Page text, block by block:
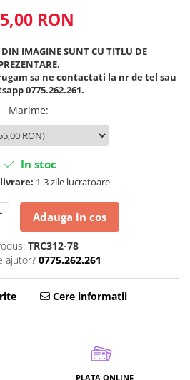
RON
IMAGINE SUNT CU TITLU DE
sa ne contactati la nr de tel sau
0775.262.261.
Marime:
In stoc
1-3 zile lucratoare
Adauga in cos
TRC312-78
ajutor? 0775.262.261
Cere informatii
PLATA ONLINE